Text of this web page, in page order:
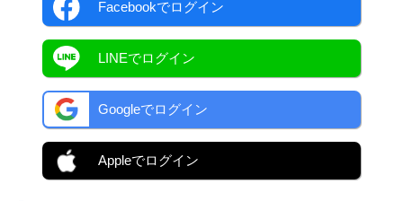
Facebookでログイン
LINEでログイン
Googleでログイン
Appleでログイン